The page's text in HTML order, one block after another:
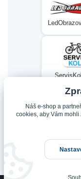
Náš e-shop a
cookies, aby Vám mohli